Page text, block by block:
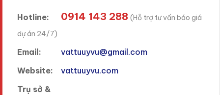
Hotline: 0914 143 288 (Hỗ trợ tư vấn báo giá
dự án 24/7)
Email:
vattuuyvu@gmail.com
Website:
vattuuyvu.com
Trụ sở &